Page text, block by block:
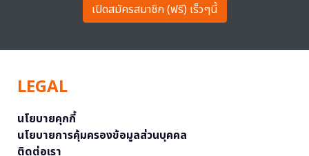
เปิดสมัครสมาชิก (ฟรี) เร็วๆนี้
LEGAL
นโยบายคุกกี้
นโยบายการคุ้มครองข้อมูลส่วนบุคคล
ติดต่อเรา